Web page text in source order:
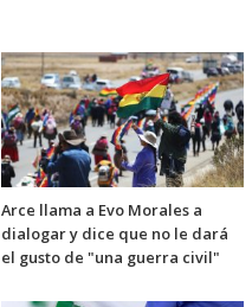
Arce llama a Evo Morales a
dialogar y dice que no le dará
el gusto de "una guerra civil"